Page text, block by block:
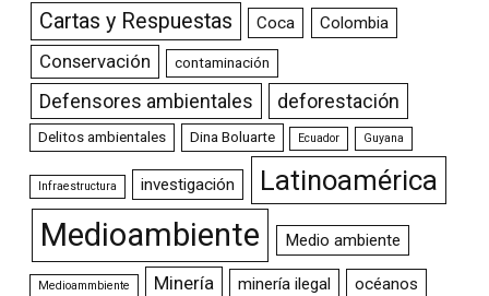
Cartas y Respuestas Coca Colombia
Conservación contaminación
Defensores ambientales deforestación
Delitos ambientales Dina Boluarte Ecuador Guyana
Infraestructura investigación Latinoamérica
Medioambiente Medio ambiente
Medioammbiente Minería minería ilegal océanos